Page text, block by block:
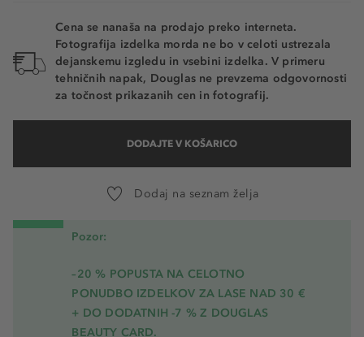
Cena se nanaša na prodajo preko interneta.
Fotografija izdelka morda ne bo v celoti ustrezala
dejanskemu izgledu in vsebini izdelka. V primeru
tehničnih napak, Douglas ne prevzema odgovornosti
za točnost prikazanih cen in fotografij.
DODAJTE V KOŠARICO
Dodaj na seznam želja
Pozor:
–20 % POPUSTA NA CELOTNO
PONUDBO IZDELKOV ZA LASE NAD 30 €
+ DO DODATNIH -7 % Z DOUGLAS
BEAUTY CARD.